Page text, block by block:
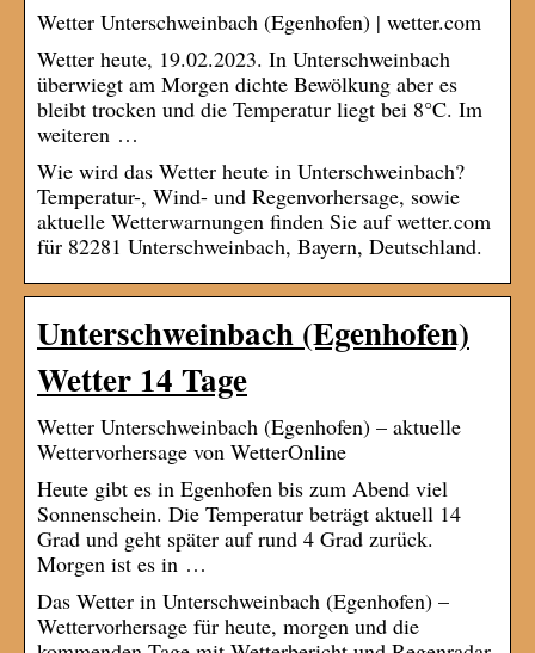
Wetter Unterschweinbach (Egenhofen) | wetter.com
Wetter heute, 19.02.2023. In Unterschweinbach
überwiegt am Morgen dichte Bewölkung aber es
bleibt trocken und die Temperatur liegt bei 8°C. Im
weiteren …
Wie wird das Wetter heute in Unterschweinbach?
Temperatur-, Wind- und Regenvorhersage, sowie
aktuelle Wetterwarnungen finden Sie auf wetter.com
für 82281 Unterschweinbach, Bayern, Deutschland.
Unterschweinbach (Egenhofen)
Wetter 14 Tage
Wetter Unterschweinbach (Egenhofen) – aktuelle
Wettervorhersage von WetterOnline
Heute gibt es in Egenhofen bis zum Abend viel
Sonnenschein. Die Temperatur beträgt aktuell 14
Grad und geht später auf rund 4 Grad zurück.
Morgen ist es in …
Das Wetter in Unterschweinbach (Egenhofen) –
Wettervorhersage für heute, morgen und die